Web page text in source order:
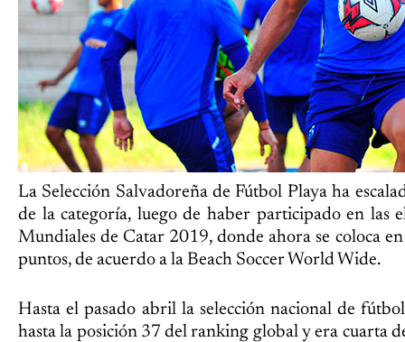
La Selección Salvadoreña de Fútbol Playa ha
de la categoría, luego de haber participado en las
Mundiales de Catar 2019, donde ahora se coloca
puntos, de acuerdo a la Beach Soccer World Wide.
Hasta el pasado abril la selección nacional de
hasta la posición 37 del ranking global y era cuarta